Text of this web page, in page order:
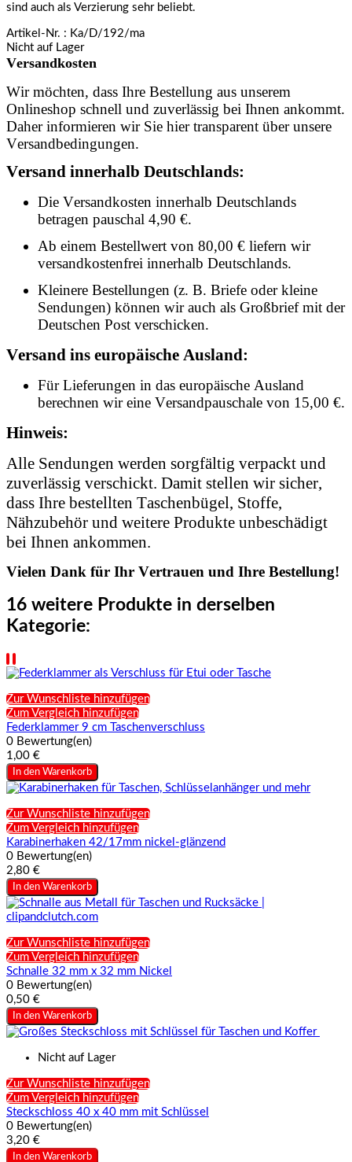
sind auch als Verzierung sehr beliebt.
Artikel-Nr. : Ka/D/192/ma
Nicht auf Lager
Versandkosten
Wir möchten, dass Ihre Bestellung aus unserem
Onlineshop schnell und zuverlässig bei Ihnen ankommt.
Daher informieren wir Sie hier transparent über unsere
Versandbedingungen.
Versand innerhalb Deutschlands:
Die Versandkosten innerhalb Deutschlands
betragen pauschal 4,90 €.
Ab einem Bestellwert von 80,00 € liefern wir
versandkostenfrei innerhalb Deutschlands.
Kleinere Bestellungen (z. B. Briefe oder kleine
Sendungen) können wir auch als Großbrief mit der
Deutschen Post verschicken.
Versand ins europäische Ausland:
Für Lieferungen in das europäische Ausland
berechnen wir eine Versandpauschale von 15,00 €.
Hinweis:
Alle Sendungen werden sorgfältig verpackt und
zuverlässig verschickt. Damit stellen wir sicher,
dass Ihre bestellten Taschenbügel, Stoffe,
Nähzubehör und weitere Produkte unbeschädigt
bei Ihnen ankommen.
Vielen Dank für Ihr Vertrauen und Ihre Bestellung!
16 weitere Produkte in derselben
Kategorie:
Zur Wunschliste hinzufügen
Zum Vergleich hinzufügen
Federklammer 9 cm Taschenverschluss
0 Bewertung(en)
1,00 €
In den Warenkorb
Zur Wunschliste hinzufügen
Zum Vergleich hinzufügen
Karabinerhaken 42/17mm nickel-glänzend
0 Bewertung(en)
2,80 €
In den Warenkorb
Zur Wunschliste hinzufügen
Zum Vergleich hinzufügen
Schnalle 32 mm x 32 mm Nickel
0 Bewertung(en)
0,50 €
In den Warenkorb
Nicht auf Lager
Zur Wunschliste hinzufügen
Zum Vergleich hinzufügen
Steckschloss 40 x 40 mm mit Schlüssel
0 Bewertung(en)
3,20 €
In den Warenkorb